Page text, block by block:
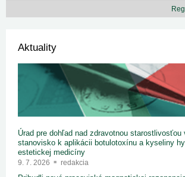
Aktuality
Úrad pre dohľad nad zdravotnou starostlivosťou
stanovisko k aplikácii botulotoxínu a kyseliny
estetickej medicíny
9. 7. 2026 redakcia